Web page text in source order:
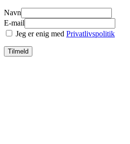
Navn
E-mail
Jeg er enig med Privatlivspolitik